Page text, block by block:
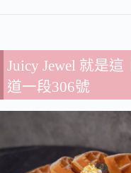
Juicy Jewel 就是這
道一段306號